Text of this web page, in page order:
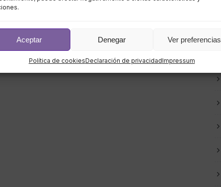
Aceptar Denegar Ver preferencias
Política de cookiesDeclaración de privacidadImpressum